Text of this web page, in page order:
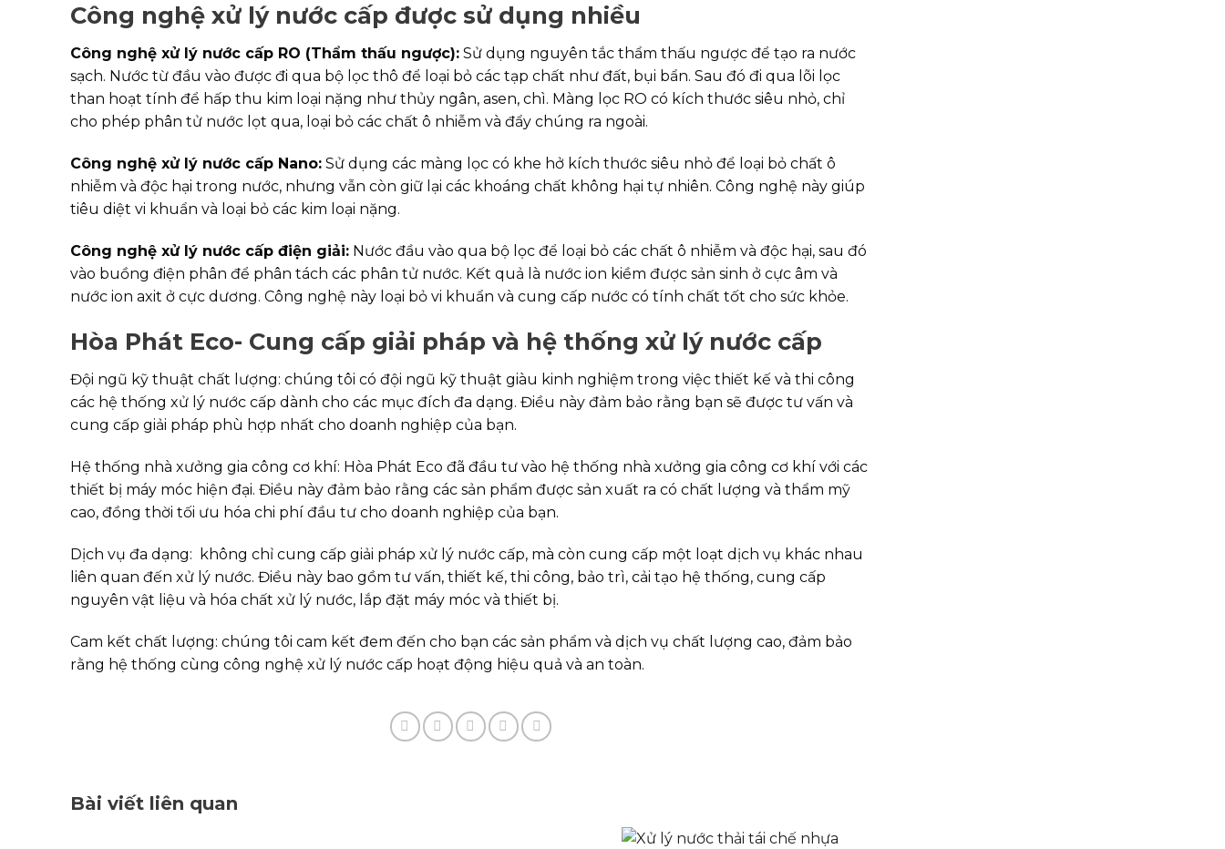
Công nghệ xử lý nước cấp được sử dụng nhiều
Công nghệ xử lý nước cấp RO (Thẩm thấu ngược): Sử dụng nguyên tắc thẩm thấu ngược để tạo ra nước
sạch. Nước từ đầu vào được đi qua bộ lọc thô để loại bỏ các tạp chất như đất, bụi bẩn. Sau đó đi qua lõi lọc
than hoạt tính để hấp thu kim loại nặng như thủy ngân, asen, chì. Màng lọc RO có kích thước siêu nhỏ, chỉ
cho phép phân tử nước lọt qua, loại bỏ các chất ô nhiễm và đẩy chúng ra ngoài.
Công nghệ xử lý nước cấp Nano: Sử dụng các màng lọc có khe hở kích thước siêu nhỏ để loại bỏ chất ô
nhiễm và độc hại trong nước, nhưng vẫn còn giữ lại các khoáng chất không hại tự nhiên. Công nghệ này giúp
tiêu diệt vi khuẩn và loại bỏ các kim loại nặng.
Công nghệ xử lý nước cấp điện giải: Nước đầu vào qua bộ lọc để loại bỏ các chất ô nhiễm và độc hại, sau đó
vào buồng điện phân để phân tách các phân tử nước. Kết quả là nước ion kiềm được sản sinh ở cực âm và
nước ion axit ở cực dương. Công nghệ này loại bỏ vi khuẩn và cung cấp nước có tính chất tốt cho sức khỏe.
Hòa Phát Eco- Cung cấp giải pháp và hệ thống xử lý nước cấp
Đội ngũ kỹ thuật chất lượng: chúng tôi có đội ngũ kỹ thuật giàu kinh nghiệm trong việc thiết kế và thi công
các hệ thống xử lý nước cấp dành cho các mục đích đa dạng. Điều này đảm bảo rằng bạn sẽ được tư vấn và
cung cấp giải pháp phù hợp nhất cho doanh nghiệp của bạn.
Hệ thống nhà xưởng gia công cơ khí: Hòa Phát Eco đã đầu tư vào hệ thống nhà xưởng gia công cơ khí với các
thiết bị máy móc hiện đại. Điều này đảm bảo rằng các sản phẩm được sản xuất ra có chất lượng và thẩm mỹ
cao, đồng thời tối ưu hóa chi phí đầu tư cho doanh nghiệp của bạn.
Dịch vụ đa dạng: không chỉ cung cấp giải pháp xử lý nước cấp, mà còn cung cấp một loạt dịch vụ khác nhau
liên quan đến xử lý nước. Điều này bao gồm tư vấn, thiết kế, thi công, bảo trì, cải tạo hệ thống, cung cấp
nguyên vật liệu và hóa chất xử lý nước, lắp đặt máy móc và thiết bị.
Cam kết chất lượng: chúng tôi cam kết đem đến cho bạn các sản phẩm và dịch vụ chất lượng cao, đảm bảo
rằng hệ thống cùng công nghệ xử lý nước cấp hoạt động hiệu quả và an toàn.
Bài viết liên quan